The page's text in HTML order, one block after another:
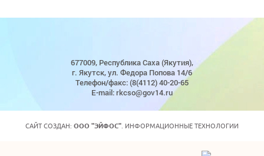
677009, Республика Саха (Якутия),
г. Якутск, ул. Федора Попова 14/6
Телефон/факс: (8(4112) 40-20-65
E-mail: rkcso@gov14.ru
САЙТ СОЗДАН: ООО "ЭЙФОС" . ИНФОРМАЦИОННЫЕ ТЕХНОЛОГИИ